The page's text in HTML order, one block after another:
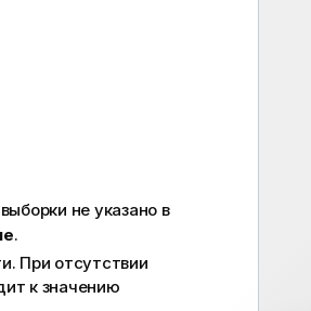
не указано в
.
При отсутствии
к значению